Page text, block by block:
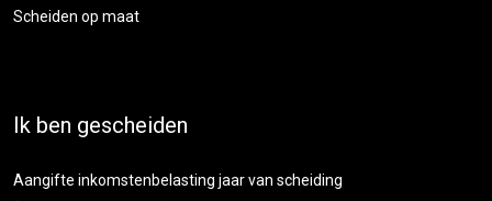
Scheiden op maat
Ik ben gescheiden
Aangifte inkomstenbelasting jaar van scheiding